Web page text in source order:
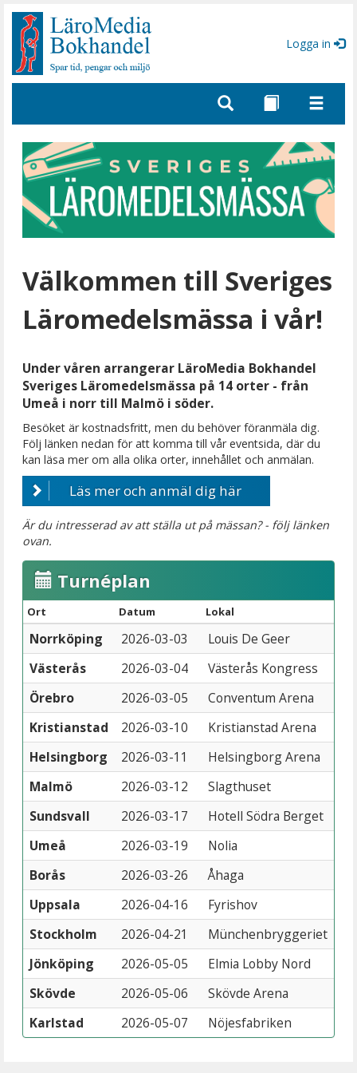
Gå
sidinnehåll
Logga in
Välkommen till Sveriges
Läromedelsmässa i vår!
Under våren arrangerar LäroMedia Bokhandel
Sveriges Läromedelsmässa på 14 orter - från
Umeå i norr till Malmö i söder.
Besöket är kostnadsfritt, men du behöver föranmäla dig.
Följ länken nedan för att komma till vår eventsida, där du
kan läsa mer om alla olika orter, innehållet och anmälan.
Läs mer och anmäl dig här
Är du intresserad av att ställa ut på mässan? - följ länken
ovan.
Turnéplan
Ort Datum Lokal
Norrköping 2026-03-03
Louis De Geer
Västerås
2026-03-04
Västerås Kongress
Örebro
2026-03-05
Conventum Arena
Kristianstad
2026-03-10
Kristianstad Arena
Helsingborg
2026-03-11
Helsingborg Arena
Malmö
2026-03-12
Slagthuset
Sundsvall
2026-03-17
Hotell Södra Berget
Umeå
2026-03-19
Nolia
Borås
2026-03-26
Åhaga
Uppsala
2026-04-16
Fyrishov
Stockholm
2026-04-21
Münchenbryggeriet
Jönköping
2026-05-05
Elmia Lobby Nord
Skövde
2026-05-06
Skövde Arena
Karlstad
2026-05-07 Nöjesfabriken